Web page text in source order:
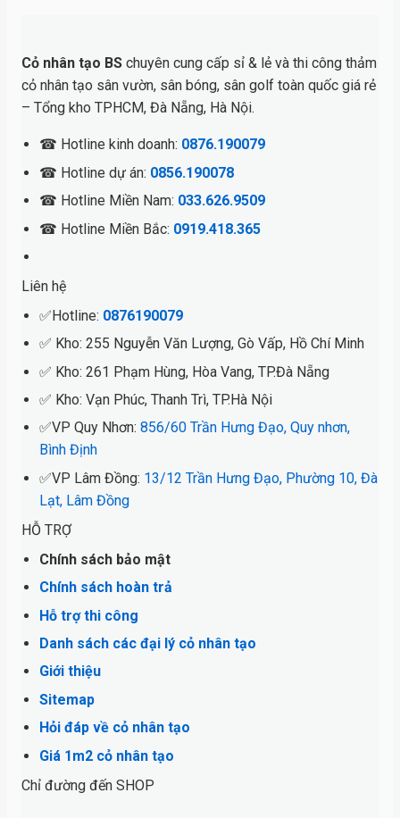
Cỏ nhân tạo BS chuyên cung cấp sỉ & lẻ và thi công thảm
cỏ nhân tạo sân vườn, sân bóng, sân golf toàn quốc giá rẻ
– Tổng kho TPHCM, Đà Nẵng, Hà Nội.
☎ Hotline kinh doanh: 0876.190079
☎ Hotline dự án: 0856.190078
☎ Hotline Miền Nam: 033.626.9509
☎ Hotline Miền Bắc: 0919.418.365
Liên hệ
✅Hotline: 0876190079
✅ Kho: 255 Nguyễn Văn Lượng, Gò Vấp, Hồ Chí Minh
✅ Kho: 261 Phạm Hùng, Hòa Vang, TP.Đà Nẵng
✅ Kho: Vạn Phúc, Thanh Trì, TP.Hà Nội
✅VP Quy Nhơn: 856/60 Trần Hưng Đạo, Quy nhơn,
Bình Định
✅VP Lâm Đồng: 13/12 Trần Hưng Đạo, Phường 10, Đà
Lạt, Lâm Đồng
HỖ TRỢ
Chính sách bảo mật
Chính sách hoàn trả
Hỗ trợ thi công
Danh sách các đại lý cỏ nhân tạo
Giới thiệu
Sitemap
Hỏi đáp về cỏ nhân tạo
Giá 1m2 cỏ nhân tạo
Chỉ đường đến SHOP